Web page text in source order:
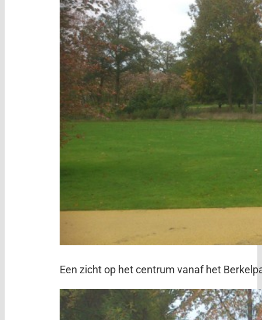
Een zicht op het centrum vanaf het